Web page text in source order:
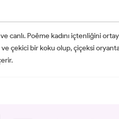
Poême kadını içtenliğini
çekici bir koku olup, çiçeksi